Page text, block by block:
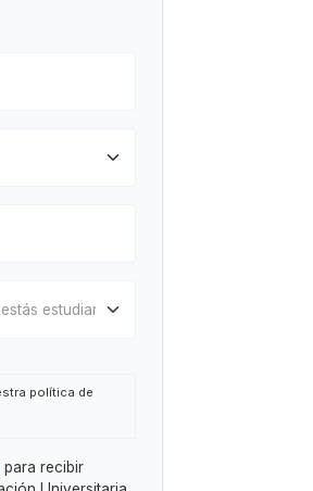
política de
la asistencia al
para recibir